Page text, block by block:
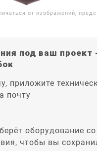
от изображений,
под ваш проект
приложите
почту
оборудование со
чтобы вы